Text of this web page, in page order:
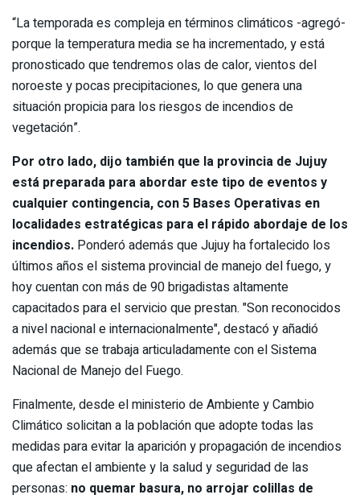
“La temporada es compleja en términos climáticos -agregó-
porque la temperatura media se ha incrementado, y está
pronosticado que tendremos olas de calor, vientos del
noroeste y pocas precipitaciones, lo que genera una
situación propicia para los riesgos de incendios de
vegetación”.
Por otro lado, dijo también que la provincia de Jujuy
está preparada para abordar este tipo de eventos y
cualquier contingencia, con 5 Bases Operativas en
localidades estratégicas para el rápido abordaje de los
incendios. Ponderó además que Jujuy ha fortalecido los
últimos años el sistema provincial de manejo del fuego, y
hoy cuentan con más de 90 brigadistas altamente
capacitados para el servicio que prestan. "Son reconocidos
a nivel nacional e internacionalmente", destacó y añadió
además que se trabaja articuladamente con el Sistema
Nacional de Manejo del Fuego.
Finalmente, desde el ministerio de Ambiente y Cambio
Climático solicitan a la población que adopte todas las
medidas para evitar la aparición y propagación de incendios
que afectan el ambiente y la salud y seguridad de las
personas: no quemar basura, no arrojar colillas de